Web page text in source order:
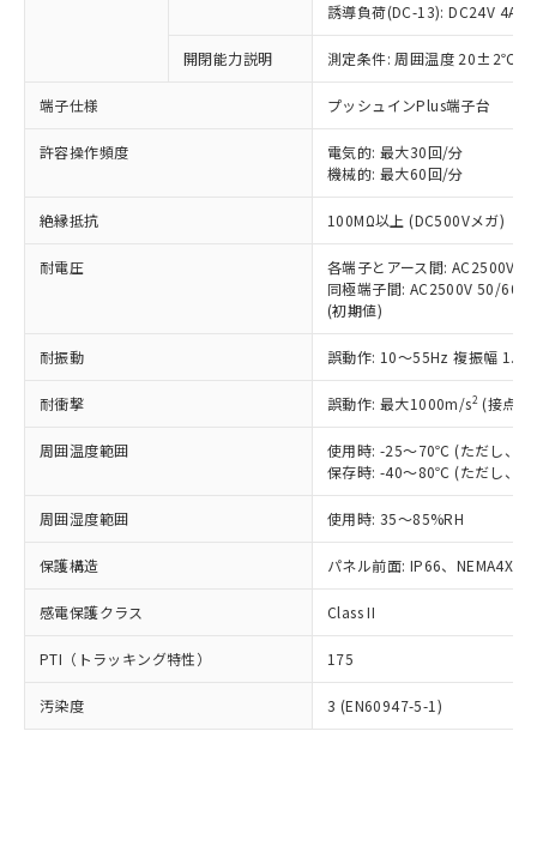
誘導負荷(DC-13): DC24V 4A/
開閉能力説明 測定条件: 周囲温度 20±2℃、
端子仕様 プッシュインPlus端子台
許容操作頻度
電気的: 最大30回/分
機械的: 最大60回/分
絶縁抵抗 100MΩ以上 (DC500Vメガ)
耐電圧
各端子とアース間: AC2500V
同極端子間: AC2500V 50/
(初期値)
耐振動 誤動作: 10～55Hz 複振幅
耐衝撃 誤動作: 最大1000m/s2 (接点
周囲温度範囲
使用時: -25～70℃ (ただし、氷
保存時: -40～80℃ (ただし、氷
周囲湿度範囲 使用時: 35～85%RH
保護構造 パネル前面: IP66、NEMA4X,
感電保護クラス Class II
PTI（トラッキング特性） 175
汚染度 3 (EN60947-5-1)
以下の条件をお読みいただき、同意のうえ
本サービスは、当社制御機器事業取扱
商品の当社在庫状況および標準価格
(税抜)を提供させていただくもので
当社制御機器事業取扱商品の中には、
本サービスの対象外となる商品もある
ことをご了承ください。
在庫状況および標準価格照会結果は、
記載している更新日時点での社内デー
タに基づき作成されるものであり、閲
覧された時点での実際の在庫および標
準価格とは異なる場合があることをご
正式な納期状況および標準価格はお客
様のお取引先、またはお客様担当のオ
ムロン制御機器販売店・当社販売員に
オムロン制御機器販売店や当社販売拠
販売ネットワーク
」をご確認
ください。
在庫状況および標準価格結果を当社の
事前の承諾なく第三者に漏洩または開
示しないようお願いします。
マイパーツ機能（部品リスト作成サー
ビス）をご利用いただくには、I-Web
対応予定なし：EU RoHS指令（10物質）の
非含有に非対応の商品で、対応品を出す予
調査・確認中：EU RoHS指令（10物質）の
非含有の対応状況を調査中または確認中の
商品です。
害物質有無と関係のない商品です。
仕入先様の事情により、非含有部品として
いたものが、含有品と判明した場合などや
むを得ず変更することがあります。
鉛(Pb) 1000ppm以下、 水銀(Hg) 1000ppm以下、 カド
六価クロム(Cr(Ⅵ)) 1000ppm以下、ポリ臭化ビフェニル
類(PBB) 1000ppm以下、ポリ臭化ジフェニルエーテル類
(PBDE) 1000ppm以下、フタル酸ビス(2-エチルヘキシ
ル) (DEHP)(別名：DOP) 1000ppm以下、フタル酸ブチ
ルベンジル（BBP） 1000ppm以下、フタル酸ジブチル
（DBP） 1000ppm以下、フタル酸ジイソブチル
但し、RoHS指令で産業用監視および制御機器に対する
フタル酸エステル類の４物質については閾値を超える意
図的な使用がないことを確認しています。
※2 対応予定月
部品在庫の切り替え状況などにより、予定
月が前後することがあります。
「○」：最大均質材料含有率が中国RoHSの
基準値以下であることを示します。
「×」：最大均質材料含有率が中国RoHSの
基準値を超えていることを示します。
「－」：未確認です。当社販売部門へお問
*中国RoHS10物質の基準値 (GB/T26572)：
Pb(鉛) :1000ppm、 Hg(水銀) : 1000ppm、 Cd(カドミウ
Cr(Ⅵ)(六価クロム) : 1000ppm、 PBBs(ポリ臭化ビフェ
ニル類) : 1000ppm、 PBDEs(ポリ臭化ジフェニルエーテ
ル類) : 1000ppm、
DBP(フタル酸ジブチル) : 1000ppm、 DIBP(フタル酸ジ
DEHP(フタル酸ビス(2-エチルヘキシル)) : 1000ppm
「ｅ」：有害物質（10物質）のすべてが基
準値以下であることを示します。
「10」：通常の使用状況下において有害物
質が外部に漏えいし、環境に深刻な影響を
当社は、これら貴社製品のうち、外国
為替および外国貿易法に定める商品
（以下｢規制貨物等」という）を輸出
または国外への提供する場合は、日本
国政府の輸出許可(または役務取引許
可)を取得するなどの必要な手続きを
当社は規制貨物を破棄する場合は、完
全に破砕するなど、違法に輸出されな
いよう必要な手段を講じます。
当社は貴社製品を、核兵器、ミサイ
ル、化学兵器、生物兵器またはその他
武器並びにこれらの製造装置等に一切
当社は、貴社製品を第三者に販売する
場合は、上記1、2および3の内容を当
該第三者に通知します。また当社は、
販売先および販売に係わる関係者が違
法に輸出するおそれがある場合は、取
一定数以上の在庫あり
一定数には満たないが在庫あり
在庫なし(最新の在庫状況につ
いては、お客様のお取引先、ま
たはお客様担当のオムロン制御
機器販売店・当社販売員にご確
認ください)
白
受注生産機種、また在庫状況の
情報を公開していない機種